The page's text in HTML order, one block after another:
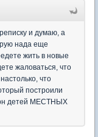
и думаю, а
нада еще
жить в новые
жаловаться, что
что
построили
он детей МЕСТНЫХ